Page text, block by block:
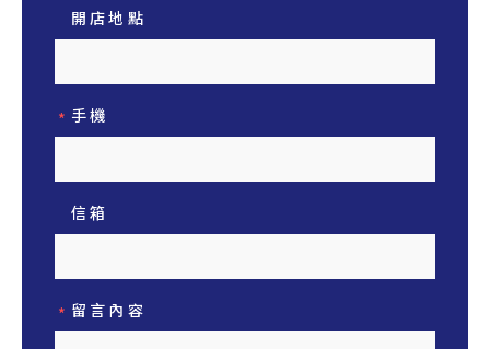
開店地點
* 手機
信箱
* 留言內容